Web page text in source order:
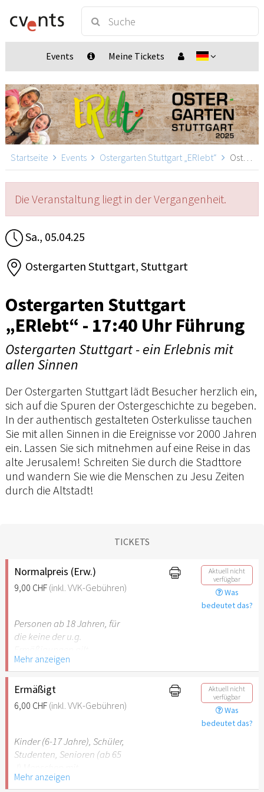
Events Meine Tickets
Startseite Events Ostergarten Stuttgart „ERlebt“ Ostergarten Stuttgart „ERlebt“ - 17:40 Uhr Führung, Stuttgart
Die Veranstaltung liegt in der Vergangenheit.
Sa., 05.04.25
Ostergarten Stuttgart, Stuttgart
Ostergarten Stuttgart
„ERlebt“ - 17:40 Uhr Führung
Ostergarten Stuttgart - ein Erlebnis mit
allen Sinnen
Der Ostergarten Stuttgart lädt Besucher herzlich ein,
sich auf die Spuren der Ostergeschichte zu begeben.
In der authentisch gestalteten Osterkulisse tauchen
Sie mit allen Sinnen in die Ereignisse vor 2000 Jahren
ein. Lassen Sie sich mitnehmen auf eine Reise in das
alte Jerusalem! Schreiten Sie durch die Stadttore
und wandern Sie wie die Menschen zu Jesu Zeiten
durch die Altstadt!
TICKETS
Normalpreis (Erw.)
9,00 CHF (inkl. VVK-Gebühren)
Aktuell nicht
verfügbar
Was
bedeutet das?
Personen ab 18 Jahren, für
die keine der u.g.
Mehr anzeigen
Ermäßigt
6,00 CHF (inkl. VVK-Gebühren)
Aktuell nicht
verfügbar
Was
bedeutet das?
Kinder (6-17 Jahre), Schüler,
Studenten, Senioren (ab 65
Behinderung (ab 50%),
Mehr anzeigen